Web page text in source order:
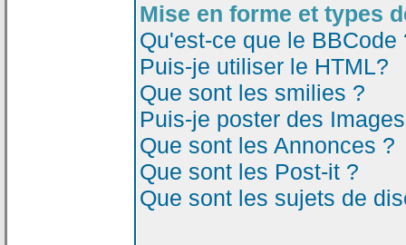
Mise en forme et types
Qu'est-ce que le BBCode
Puis-je utiliser le HTML?
Que sont les smilies ?
Puis-je poster des
Que sont les Annonces ?
Que sont les Post-it ?
Que sont les sujets de